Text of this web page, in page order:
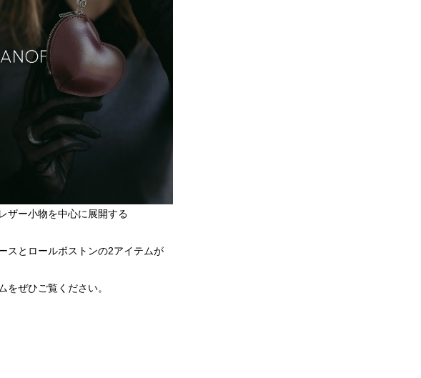
ザー小物を中心に展開する
スとロールボストンの2アイテムが
をぜひご覧ください。